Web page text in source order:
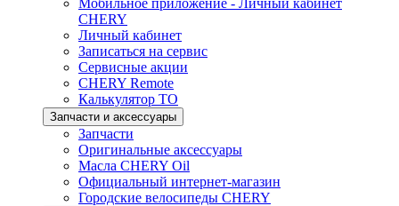
Мобильное приложение - Личный кабинет
CHERY
Личный кабинет
Записаться на сервис
Сервисные акции
CHERY Remote
Калькулятор ТО
Запчасти и аксессуары
Запчасти
Оригинальные аксессуары
Масла CHERY Oil
Официальный интернет-магазин
Городские велосипеды CHERY